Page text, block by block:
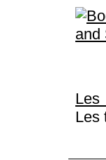
Les
Les